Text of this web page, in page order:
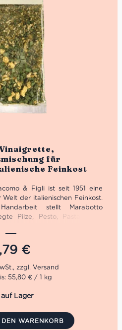
für
Feinkost
& Figli ist seit 1951 eine
der italienischen Feinkost.
stellt Marabotto
Pilze, Pesto, Pasta, Sugo
erfreut sich größter
steht der Auswahl von
Zutaten im Vordergrund.
für erstklassige Qualität kann
so lange Zeitspanne erfüllt
bei Marabotto ganz bewusst
der regionalen Küche
€
55,80 € / 1 kg
auf Lager
DEN WARENKORB